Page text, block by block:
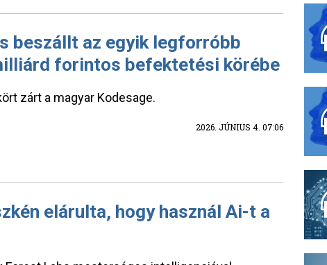
beszállt az egyik legforróbb
forintos befektetési körébe
zárt a magyar Kodesage.
2026. JÚNIUS 4. 07:06
elárulta, hogy használ Ai-t a